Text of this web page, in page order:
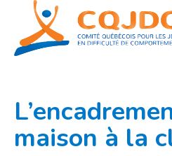
contenu
maison à la